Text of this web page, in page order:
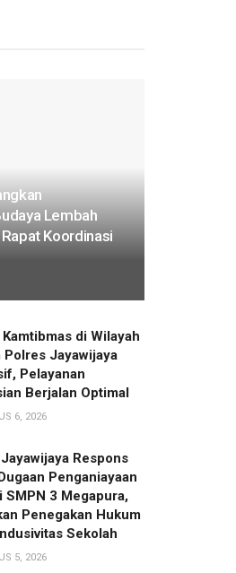
Lembah
Koordinasi
di Wilayah
Polres Jayawijaya
Pelayanan
Berjalan Optimal
6, 2026
Respons
Penganiayaan
SMPN 3 Megapura,
Penegakan Hukum
Sekolah
5, 2026